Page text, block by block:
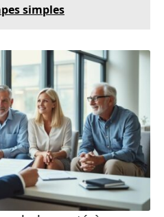
simples